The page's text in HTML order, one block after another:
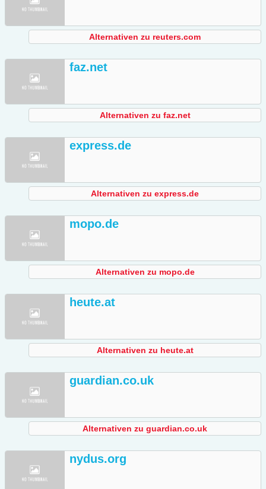
Alternativen zu reuters.com
faz.net
Alternativen zu faz.net
express.de
Alternativen zu express.de
mopo.de
Alternativen zu mopo.de
heute.at
Alternativen zu heute.at
guardian.co.uk
Alternativen zu guardian.co.uk
nydus.org